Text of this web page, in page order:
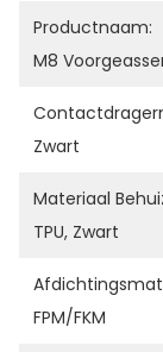
Productnaam:
M8
Zwart
Materiaal
TPU, Zwart
FPM/FKM